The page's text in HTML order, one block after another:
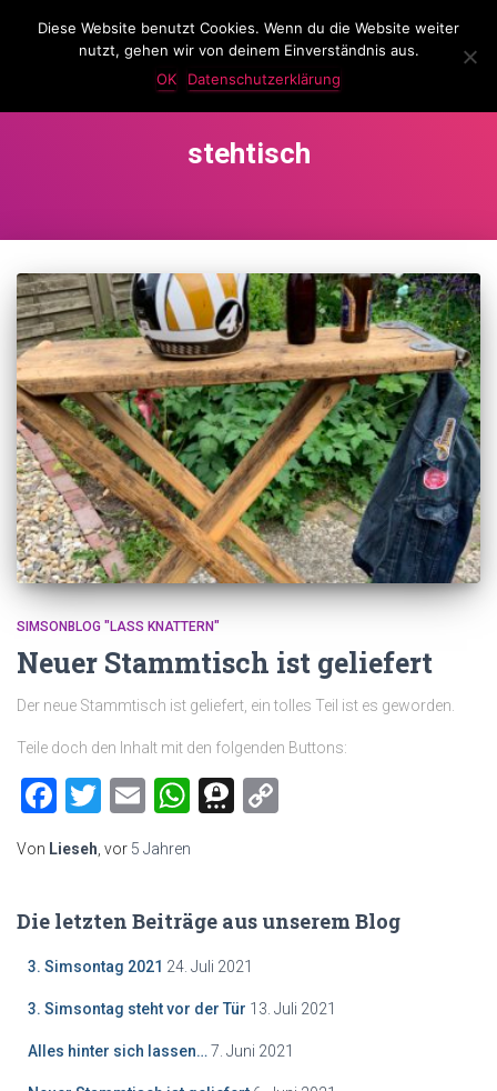
LassKnattern
stehtisch
SIMSONBLOG "LASS KNATTERN"
Neuer Stammtisch ist geliefert
Der neue Stammtisch ist geliefert, ein tolles Teil ist es geworden.
Teile doch den Inhalt mit den folgenden Buttons:
Facebook
Twitter
EmailWhatsApp
Threema
Von Lieseh , vor 5 Jahren
Die letzten Beiträge aus unserem Blog
3. Simsontag 2021 24. Juli 2021
3. Simsontag steht vor der Tür 13. Juli 2021
Alles hinter sich lassen… 7. Juni 2021
Diese Website benutzt Cookies. Wenn du die Website weiter
nutzt, gehen wir von deinem Einverständnis aus.
OK
Datenschutzerklärung